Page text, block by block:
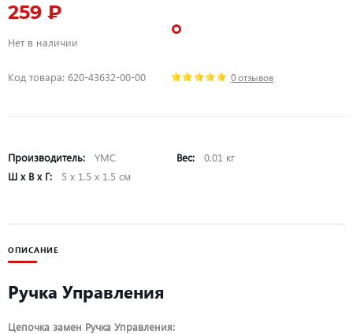
259 ₽
Нет в наличии
Код товара: 620-43632-00-00 0 отзывов
Производитель: YMC Вес:
0.01 кг
Ш х В х Г:
5 х 1.5 х 1.5 см
ОПИСАНИЕ
Ручка Управления
Цепочка замен Ручка Управления: